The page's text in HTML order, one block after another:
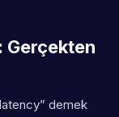
Gerçekten
demek